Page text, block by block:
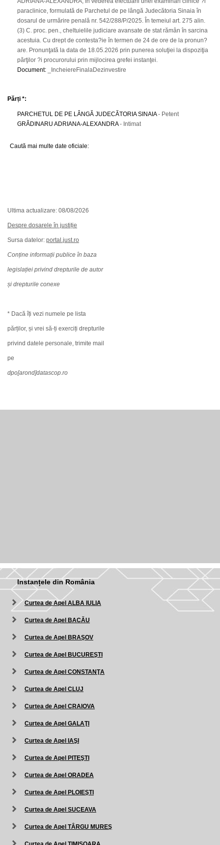
paraclinice, formulată de Parchetul de pe lângă Judecătoria Sinaia în
dosarul de urmărire penală nr. 542/288/P/2025. În temeiul art. 275 alin.
(3) C. proc. pen., cheltuielile judiciare avansate de stat rămân în sarcina
acestuia. Cu drept de contesta?ie în termen de 24 de ore de la pronun?
are. Pronunţată la data de 18.05.2026 prin punerea soluţiei la dispoziţia
părţilor ?i procurorului prin mijlocirea grefei instanţei.
Document: _IncheiereFinalaDezinvestire
Părți *:
PARCHETUL DE PE LÂNGĂ JUDECĂTORIA SINAIA- Petent
GRĂDINARU ADRIANA-ALEXANDRA- Intimat
Caută mai multe date oficiale:
Ultima actualizare: 08/08/2026
Despre dosarele în justiție
Sursa datelor: portal.just.ro
Conține informații publice în baza
legislației privind drepturile de autor
și drepturile conexe
* Dacă îți vezi numele pe lista
părților, și vrei să-ți exerciți drepturile
privind datele personale, trimite mail
pe
dpo[arond]datascop.ro
Instanțele din România
Curtea de Apel ALBA IULIA
Curtea de Apel BACĂU
Curtea de Apel BRAŞOV
Curtea de Apel BUCUREŞTI
Curtea de Apel CONSTANŢA
Curtea de Apel CLUJ
Curtea de Apel CRAIOVA
Curtea de Apel GALAŢI
Curtea de Apel IAŞI
Curtea de Apel PITEŞTI
Curtea de Apel ORADEA
Curtea de Apel PLOIEŞTI
Curtea de Apel SUCEAVA
Curtea de Apel TÂRGU MUREŞ